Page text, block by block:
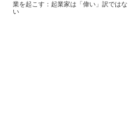
業を起こす：起業家は「偉い」訳ではな
い